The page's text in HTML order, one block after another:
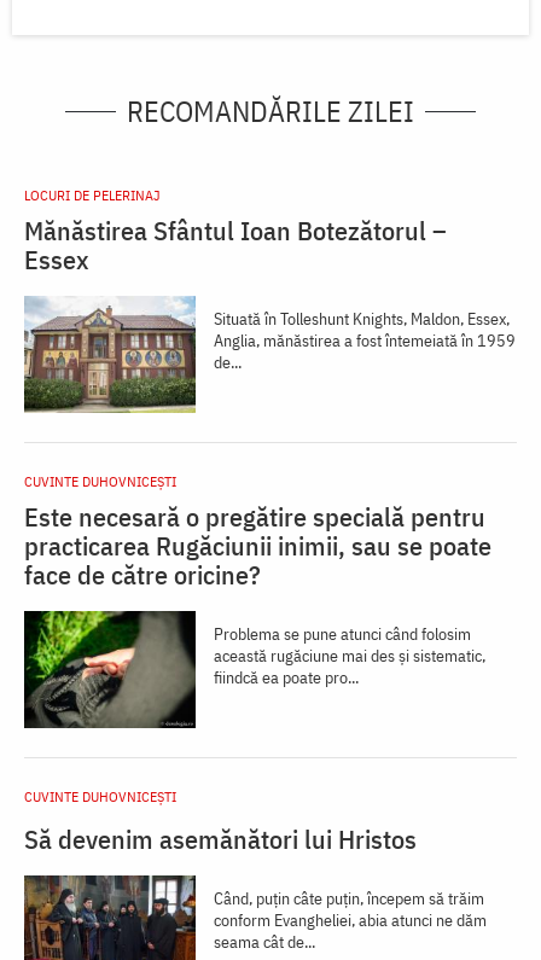
RECOMANDĂRILE ZILEI
LOCURI DE PELERINAJ
Mănăstirea Sfântul Ioan Botezătorul –
Essex
Situată în Tolleshunt Knights, Maldon, Essex,
Anglia, mănăstirea a fost întemeiată în 1959
de...
CUVINTE DUHOVNICEȘTI
Este necesară o pregătire specială pentru
practicarea Rugăciunii inimii, sau se poate
face de către oricine?
Problema se pune atunci când folosim
această rugăciune mai des și sistematic,
fiindcă ea poate pro­...
CUVINTE DUHOVNICEȘTI
Să devenim asemănători lui Hristos
Când, puțin câte puțin, începem să trăim
conform Evangheliei, abia atunci ne dăm
seama cât de...